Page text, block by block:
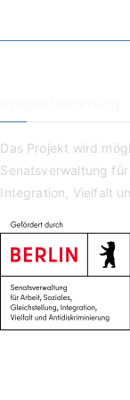
Das Projekt wird
Senatsverwaltung für
Integration, Vielfalt